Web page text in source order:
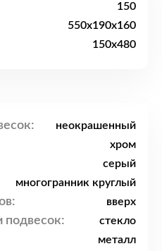
150
550x190x160
150x480
неокрашенный
хром
серый
многогранник круглый
вверх
подвесок: стекло
металл